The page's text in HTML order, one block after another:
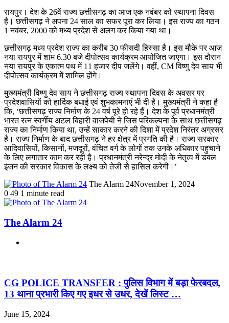
रायपुर। देश के 26वें राज्य छत्तीसगढ़ का आज एक नवंबर को स्थापना दिवस
है। छत्तीसगढ़ ने अपना 24 साल का सफर पूरा कर लिया। इस राज्य का गठन
1 नवंबर, 2000 को मध्य प्रदेश से अलग कर किया गया था।
छत्तीसगढ़ मध्य प्रदेश राज्य का करीब 30 फीसदी हिस्सा है। इस मौके पर आज
नया रायपुर में शाम 6.30 बजे दीपोत्सव कार्यक्रम आयोजित जाएगा। इस दौरान
नया रायपुर के एकात्म पथ में 11 हजार दीप जलेंगे। वहीं, CM विष्णु देव साय भी
दीपोत्सव कार्यक्रम में शामिल होंगे।
मुख्यमंत्री विष्णु देव साय ने छत्तीसगढ़ राज्य स्थापना दिवस के अवसर पर
प्रदेशवासियों को हार्दिक बधाई एवं शुभकामनाएं भी दी है। मुख्यमंत्री ने कहा है
कि, ‘छत्तीसगढ़ राज्य निर्माण के 24 वर्ष पूरे हो रहे हैं। देश के पूर्व प्रधानमंत्री
भारत रत्न स्वर्गीय अटल बिहारी वाजपेयी ने जिस परिकल्पना के साथ छत्तीसगढ़
राज्य का निर्माण किया था, उन्हें साकार करने की दिशा में प्रदेश निरंतर अग्रसर
है। राज्य निर्माण के बाद छत्तीसगढ़ ने हर क्षेत्र में प्रगति की है। राज्य सरकार
आदिवासियों, किसानों, मजदूरों, वंचित वर्ग के लोगों तक उनके अधिकार पहुचाने
के लिए लगातार काम कर रही है। प्रधानमंत्री नरेन्द्र मोदी के नेतृत्व में डबल
इंजन की सरकार विकास के लक्ष्य को तेजी से हासिल करेगी।’
The Alarm 24November 1, 2024
0 49 1 minute read
The Alarm 24
CG POLICE TRANSFER : पुलिस विभाग में बड़ा फेरबदल,
13 थाना प्रभारी किए गए इधर से उधर, देखें लिस्ट …
June 15, 2024